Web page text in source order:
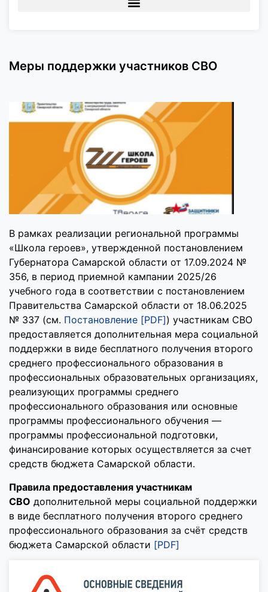
Меры поддержки участников СВО
В рамках реализации региональной программы
«Школа героев», утвержденной постановлением
Губернатора Самарской области от 17.09.2024 №
356, в период приемной кампании 2025/26
учебного года в соответствии с постановлением
Правительства Самарской области от 18.06.2025
№ 337 (см. Постановление [PDF]) участникам СВО
предоставляется дополнительная мера социальной
поддержки в виде бесплатного получения второго
среднего профессионального образования в
профессиональных образовательных организациях,
реализующих программы среднего
профессионального образования или основные
программы профессионального обучения —
программы профессиональной подготовки,
финансирование которых осуществляется за счет
средств бюджета Самарской области.
Правила предоставления участникам
СВО дополнительной меры социальной поддержки
в виде бесплатного получения второго среднего
профессионального образования за счёт средств
бюджета Самарской области [PDF]